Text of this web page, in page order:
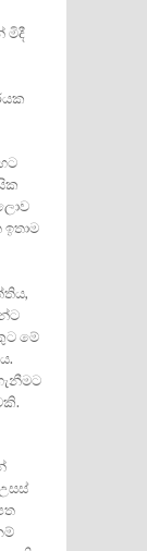
මිදී
මේ